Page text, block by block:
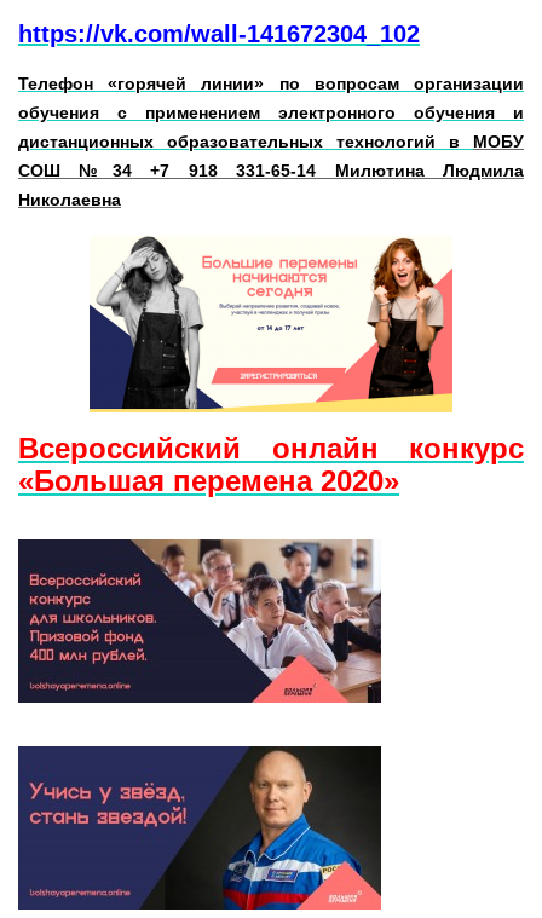
https://vk.com/wall-141672304_102
Телефон «горячей линии» по вопросам организации
обучения с применением электронного обучения и
дистанционных образовательных технологий в МОБУ
СОШ №34 +7 918 331-65-14 Милютина Людмила
Николаевна
Всероссийский онлайн конкурс
«Большая перемена 2020»